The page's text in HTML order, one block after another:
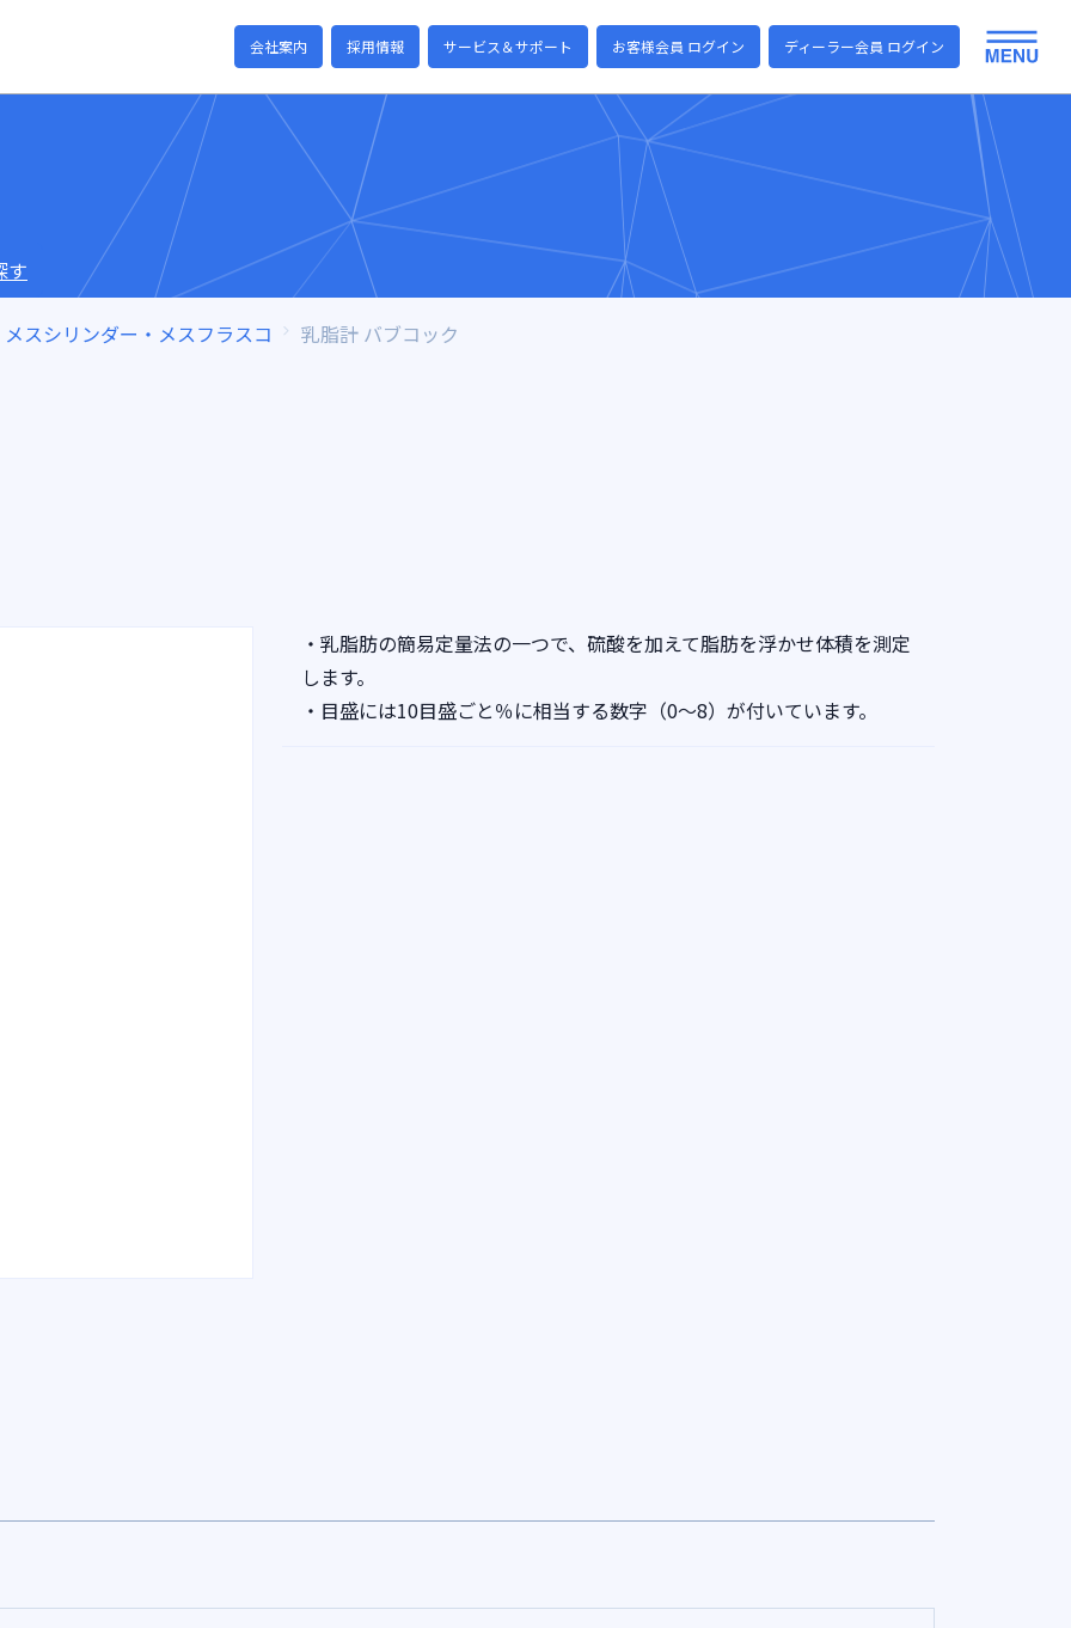
会社案内 採用情報 サービス＆サポート お客様会員 ログイン ディーラー会員 ログイン
す
メスシリンダー・メスフラスコ 乳脂計 バブコック
・乳脂肪の簡易定量法の一つで、硫酸を加えて脂肪を浮かせ体積を測定
します。
・目盛には10目盛ごと％に相当する数字（0～8）が付いています。